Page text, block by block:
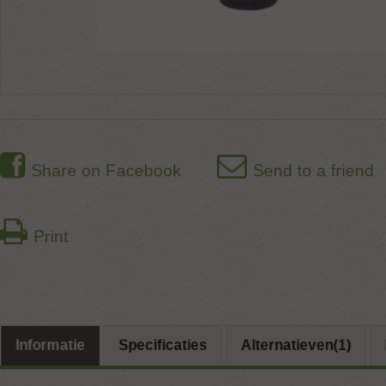
Share on Facebook Send to a friend
Print
Informatie Specificaties Alternatieven(1)